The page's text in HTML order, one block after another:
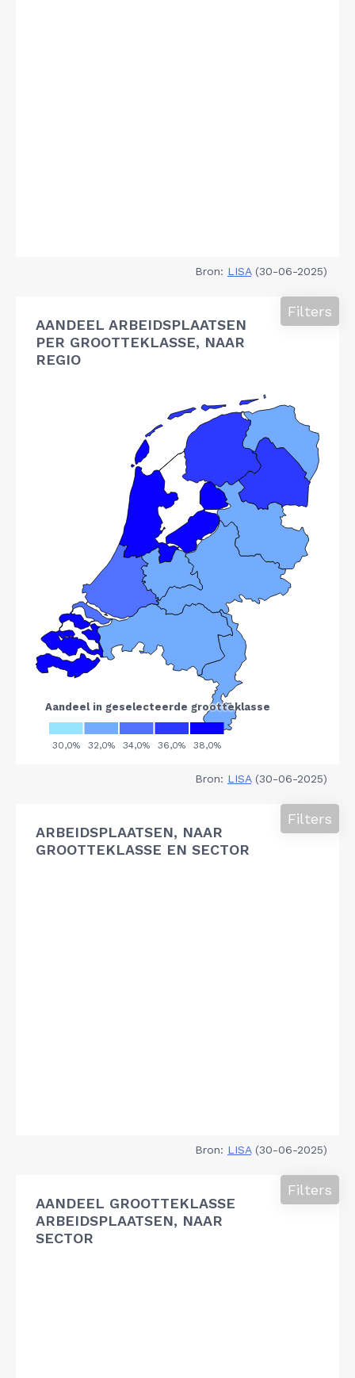
Bron: LISA(30-06-2025)
AANDEEL ARBEIDSPLAATSEN
PER GROOTTEKLASSE, NAAR
REGIO
Filters
Bron: LISA(30-06-2025)
ARBEIDSPLAATSEN, NAAR
GROOTTEKLASSE EN SECTOR
Filters
Bron: LISA(30-06-2025)
AANDEEL GROOTTEKLASSE
ARBEIDSPLAATSEN, NAAR
SECTOR
Filters